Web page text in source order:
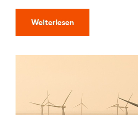
Weiterlesen